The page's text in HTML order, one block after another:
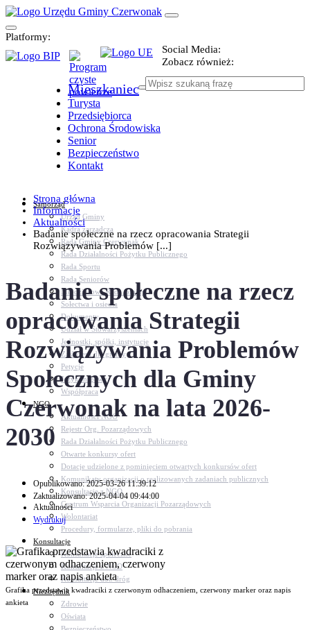
Platformy:
Social Media:
Zobacz również:
Mieszkaniec
Turysta
Przedsiębiorca
Ochrona Środowiska
Senior
Bezpieczeństwo
Kontakt
Samorząd
Urząd Gminy
Kadra zarządcza
Rada Gminy Czerwonak
Rada Działalności Pożytku Publicznego
Rada Sportu
Rada Seniorów
Młodzieżowa Rada Gminy
Sołectwa i osiedla
Dokumenty
Udział w Stowarzyszeniach
Jednostki, spółki, instytucje
Zasłużeni dla gminy
Petycje
Język migowy
Współpraca
NGO
Aktualności NGO
Rejestr Org. Pozarządowych
Rada Działalności Pożytku Publicznego
Otwarte konkursy ofert
Dotacje udzielone z pominięciem otwartych konkursów ofert
Komunikaty organizacji o realizowanych zadaniach publicznych
Konsultacje z NGO
Centrum Wsparcia Organizacji Pozarządowych
Wolontariat
Procedury, formularze, pliki do pobrania
Konsultacje
Konsultacje społeczne
Konsultacje z NGO
Konsultacje dot. dróg
Niezbędnik
Zdrowie
Oświata
Strona główna
Informacje
Aktualności
Badanie społeczne na rzecz opracowania Strategii
Rozwiązywania Problemów [...]
Badanie społeczne na rzecz
opracowania Strategii
Rozwiązywania Problemów
Społecznych dla Gminy
Czerwonak na lata 2026-
2030
Opublikowano: 2025-03-26 11:39:12
Zaktualizowano: 2025-04-04 09:44:00
Aktualności
Wydrukuj
Grafika przedstawia kwadraciki z czerwonym odhaczeniem, czerwony marker oraz napis
ankieta